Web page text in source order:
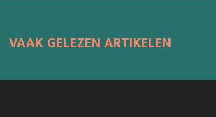
VAAK GELEZEN ARTIKELEN